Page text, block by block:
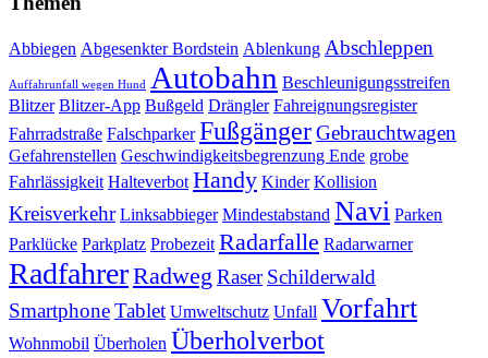
Abbiegen Abgesenkter Bordstein Ablenkung Abschleppen
Auffahrunfall wegen Hund Autobahn Beschleunigungsstreifen
Blitzer Blitzer-App Bußgeld Drängler Fahreignungsregister
Fahrradstraße Falschparker FußgängerGebrauchtwagen
Gefahrenstellen Geschwindigkeitsbegrenzung Ende grobe
Fahrlässigkeit Halteverbot Handy Kinder Kollision
Kreisverkehr Linksabbieger Mindestabstand Navi Parken
Parklücke Parkplatz Probezeit Radarfalle Radarwarner
RadfahrerRadweg Raser Schilderwald
SmartphoneTablet Umweltschutz Unfall Vorfahrt
Wohnmobil Überholen Überholverbot